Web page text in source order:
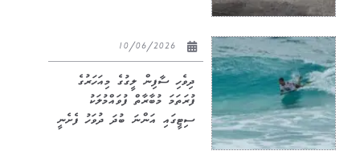
ދިވެހި ސާފިން ލީގުގެ މިއަހަރުގެ
ފުރަތަމަ މުބާރާތް ފުވައްމުލަކު
ސިޓީގައި އަންނަ ބުދަ ދުވަހު ފެށެނީ